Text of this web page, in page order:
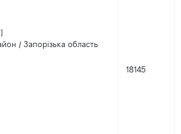
/ Запорізька область
18145